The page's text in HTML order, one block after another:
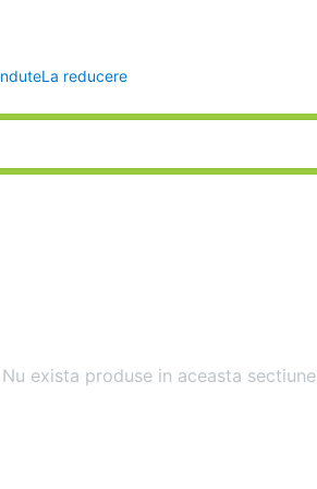
La reducere
Nu exista produse in aceasta sectiune